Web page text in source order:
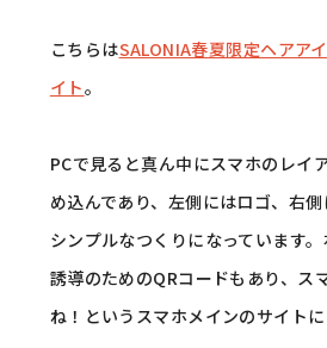
こちらはSALONIA春夏限定ヘアア
イト。
PCで見ると真ん中にスマホのレイ
め込んであり、左側にはロゴ、右
シンプルなつくりになっています
誘導のためのQRコードもあり、ス
ね！というスマホメインのサイトに